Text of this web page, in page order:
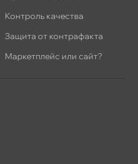
Контроль качества
Защита от контрафакта
Маркетплейс или сайт?